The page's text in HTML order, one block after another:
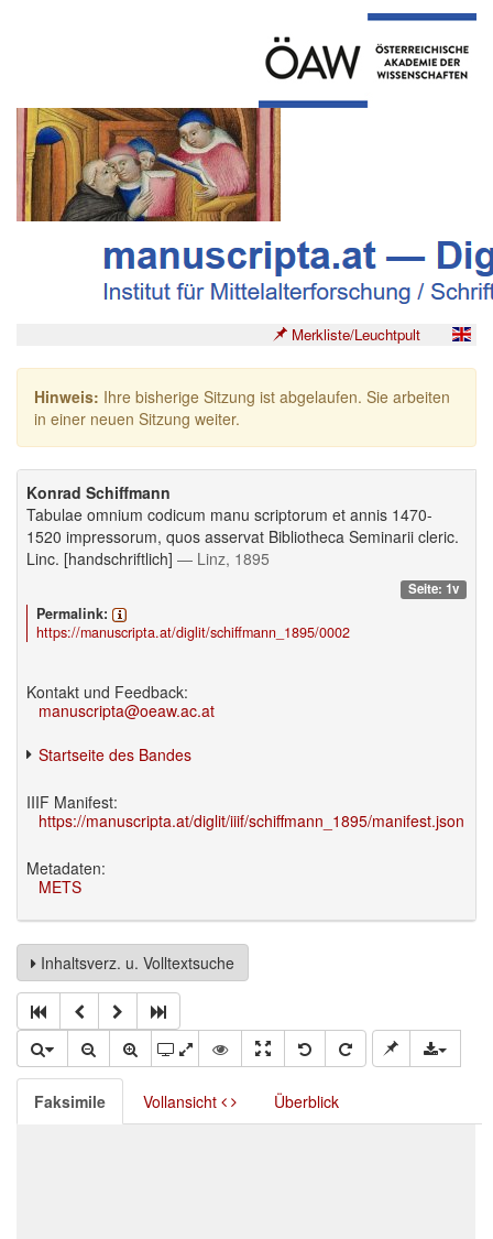
Merkliste/Leuchtpult
Hinweis: Ihre bisherige Sitzung ist abgelaufen. Sie arbeiten
in einer neuen Sitzung weiter.
Konrad Schiffmann
Tabulae omnium codicum manu scriptorum et annis 1470-
1520 impressorum, quos asservat Bibliotheca Seminarii cleric.
Linc. [handschriftlich] — Linz, 1895
Seite: 1v
Permalink:
https://manuscripta.at/diglit/schiffmann_1895/0002
Kontakt und Feedback:
manuscripta@oeaw.ac.at
Startseite des Bandes
IIIF Manifest:
https://manuscripta.at/diglit/iiif/schiffmann_1895/manifest.json
Metadaten:
METS
Inhaltsverz. u. Volltextsuche
Faksimile Vollansicht Überblick